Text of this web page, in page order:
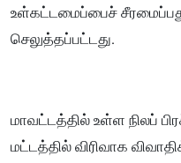
உள்கட்டமைப்பைச்
செலுத்தப்பட்டது.
மாவட்டத்தில் உள்ள நிலப்
மட்டத்தில் விரிவாக